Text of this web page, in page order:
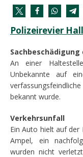
Polizeirevier
An einer
Unbekannte auf
bekannt wurde.
Verkehrsunfall
Ein Auto hielt auf
Ampel, ein
wurden nicht